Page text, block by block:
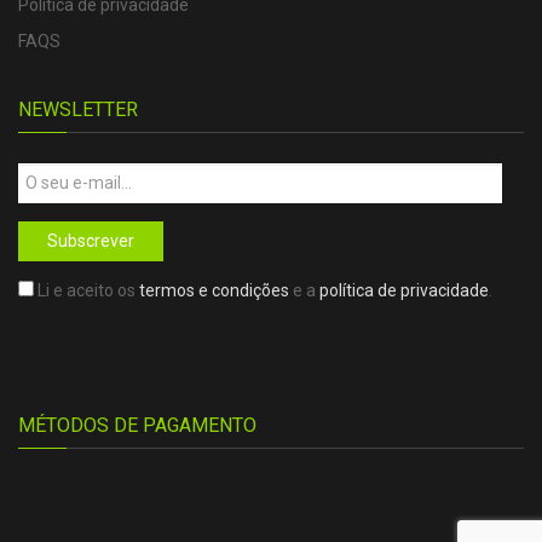
Política de privacidade
FAQS
NEWSLETTER
Subscrever
Li e aceito os termos e condições e a política de privacidade
MÉTODOS DE PAGAMENTO